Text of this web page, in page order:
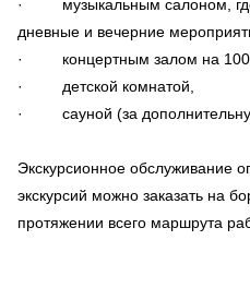
· музыкальным салоном, где
дневные и вечерние
· концертным залом на 100
· детской комнатой,
· сауной (за
Экскурсионное обслуживание
экскурсий можно заказать на
протяжении всего маршрута